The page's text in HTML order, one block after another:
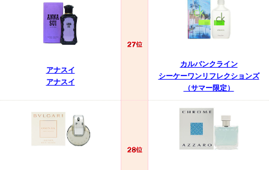
アナスイ
アナスイ
カルバンクライン
シーケーワンリフレクションズ
（サマー限定）